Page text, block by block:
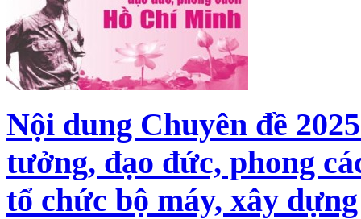
Nội dung Chuyên đề
tưởng, đạo đức, phong
tổ chức bộ máy, xây